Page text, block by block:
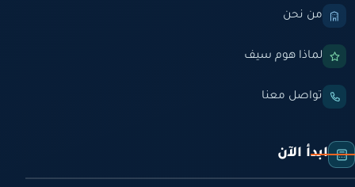
من نحن
لماذا هوم سيف
تواصل معنا
ابدأ الآن